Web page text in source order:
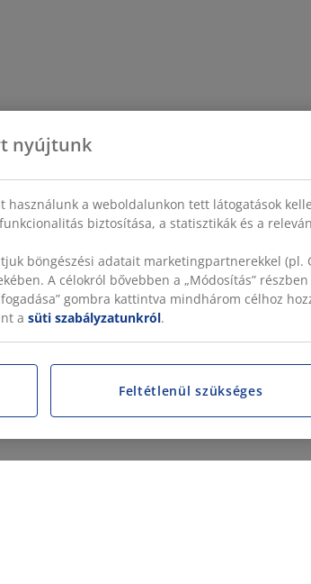
nyújtunk
használunk a weboldalunkon tett látogatások
biztosítása, a statisztikák és a
böngészési adatait marketingpartnerekkel (pl.
A célokról bővebben a „Módosítás”
gombra kattintva mindhárom célhoz
a süti szabályzatunkról.
Feltétlenül szükséges